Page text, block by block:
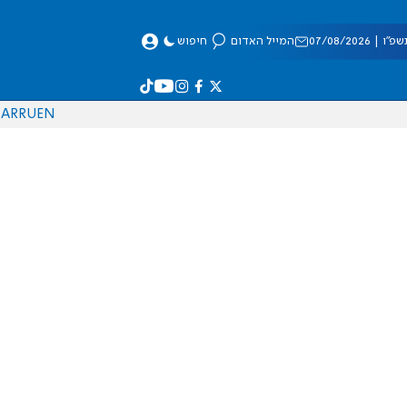
08/2026 המייל האדום חיפוש
EN
RU
AR